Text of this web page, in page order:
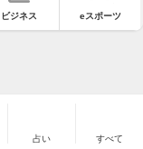
ビジネス eスポーツ
占い すべて